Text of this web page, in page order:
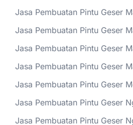
Jasa Pembuatan Pintu Geser
Jasa Pembuatan Pintu Geser
Jasa Pembuatan Pintu Geser
Jasa Pembuatan Pintu Geser
Jasa Pembuatan Pintu Geser
Jasa Pembuatan Pintu Geser
Jasa Pembuatan Pintu Geser